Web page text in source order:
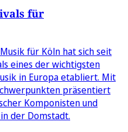
für
für Köln hat sich seit
eines der wichtigsten
in Europa etabliert. Mit
präsentiert
Komponisten und
der Domstadt.